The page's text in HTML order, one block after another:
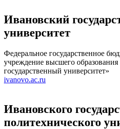
Ивановский
университет
Федеральное государственное
учреждение высшего
государственный университет»
ivanovo.ac.ru
Ивановского
политехнического